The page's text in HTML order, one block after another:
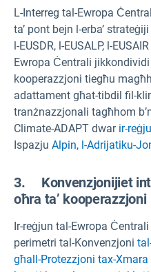
L-Interreg tal-Ewropa
ta’ pont bejn l-erba’
l-EUSDR, l-EUSALP, l-
Ewropa Ċentrali
kooperazzjoni tiegħu
adattament għat-tibdil fil-
tranżnazzjonali tagħhom
Climate-ADAPT dwar ir-
Ispazju Alpin, l-Adrijatiku-
3. Konvenzjonijiet
oħra ta’ kooperazzjoni
Ir-reġjun tal-Ewropa
perimetri tal-Konvenzjoni
għall-Protezzjoni tax-Xmara